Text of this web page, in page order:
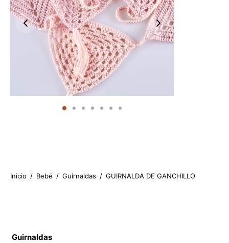
Inicio / Bebé / Guirnaldas / GUIRNALDA DE GANCHILLO
Guirnaldas